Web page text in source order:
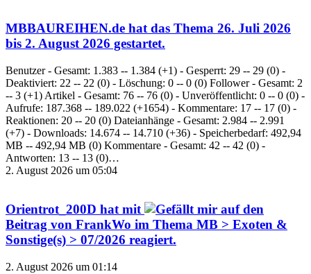
MBBAUREIHEN.de hat das Thema 26. Juli 2026
bis 2. August 2026 gestartet.
Benutzer - Gesamt: 1.383 -- 1.384 (+1) - Gesperrt: 29 -- 29 (0) -
Deaktiviert: 22 -- 22 (0) - Löschung: 0 -- 0 (0) Follower - Gesamt: 2
-- 3 (+1) Artikel - Gesamt: 76 -- 76 (0) - Unveröffentlicht: 0 -- 0 (0) -
Aufrufe: 187.368 -- 189.022 (+1654) - Kommentare: 17 -- 17 (0) -
Reaktionen: 20 -- 20 (0) Dateianhänge - Gesamt: 2.984 -- 2.991
(+7) - Downloads: 14.674 -- 14.710 (+36) - Speicherbedarf: 492,94
MB -- 492,94 MB (0) Kommentare - Gesamt: 42 -- 42 (0) -
Antworten: 13 -- 13 (0)…
2. August 2026 um 05:04
Orientrot_200D hat mit
auf den
Beitrag von FrankWo im Thema MB > Exoten &
Sonstige(s) > 07/2026 reagiert.
2. August 2026 um 01:14